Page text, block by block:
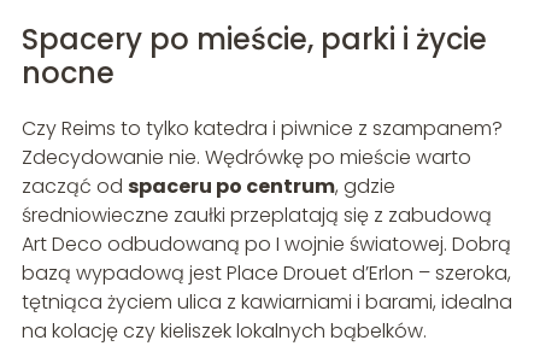
Spacery po mieście, parki i życie
nocne
Czy Reims to tylko katedra i piwnice z szampanem?
Zdecydowanie nie. Wędrówkę po mieście warto
zacząć od spaceru po centrum, gdzie
średniowieczne zaułki przeplatają się z zabudową
Art Deco odbudowaną po I wojnie światowej. Dobrą
bazą wypadową jest Place Drouet d’Erlon – szeroka,
tętniąca życiem ulica z kawiarniami i barami, idealna
na kolację czy kieliszek lokalnych bąbelków.